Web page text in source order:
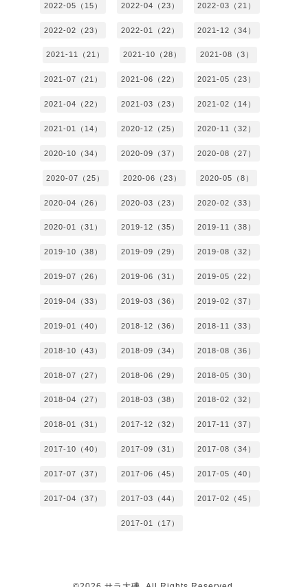
2022-05（15） 2022-04（23） 2022-03（21）
2022-02（23） 2022-01（22） 2021-12（34）
2021-11（21） 2021-10（28） 2021-08（3）
2021-07（21） 2021-06（22） 2021-05（23）
2021-04（22） 2021-03（23） 2021-02（14）
2021-01（14） 2020-12（25） 2020-11（32）
2020-10（34） 2020-09（37） 2020-08（27）
2020-07（25） 2020-06（23） 2020-05（8）
2020-04（26） 2020-03（23） 2020-02（33）
2020-01（31） 2019-12（35） 2019-11（38）
2019-10（38） 2019-09（29） 2019-08（32）
2019-07（26） 2019-06（31） 2019-05（22）
2019-04（33） 2019-03（36） 2019-02（37）
2019-01（40） 2018-12（36） 2018-11（33）
2018-10（43） 2018-09（34） 2018-08（36）
2018-07（27） 2018-06（29） 2018-05（30）
2018-04（27） 2018-03（38） 2018-02（32）
2018-01（31） 2017-12（32） 2017-11（37）
2017-10（40） 2017-09（31） 2017-08（34）
2017-07（37） 2017-06（45） 2017-05（40）
2017-04（37） 2017-03（44） 2017-02（45）
2017-01（17）